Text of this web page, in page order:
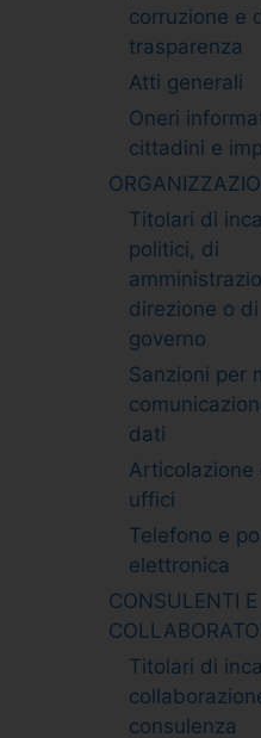
corruzione e
trasparenza
Atti generali
Oneri
cittadini e
Titolari di
politici, di
direzione o di
governo
Sanzioni per
dati
Articolazione
uffici
Telefono e
elettronica
CONSULENTI E
Titolari di
consulenza